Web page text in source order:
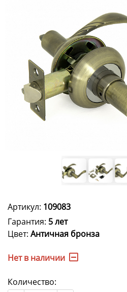
Артикул: 109083
Гарантия: 5 лет
Цвет: Античная бронза
Нет в наличии
Количество: